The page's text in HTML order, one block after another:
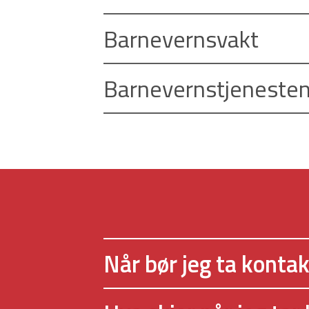
Barnevernsvakt
Barnevernstjenesten
Når bør jeg ta